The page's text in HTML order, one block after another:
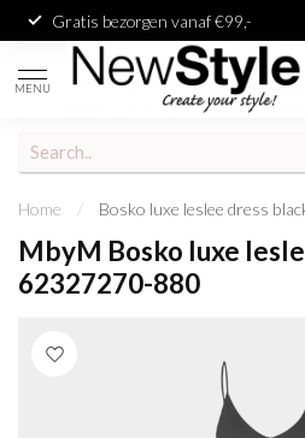
Gratis bezorgen vanaf €99,-
MENU
Home / Bosko luxe leslee dress
MbyM Bosko luxe
62327270-880